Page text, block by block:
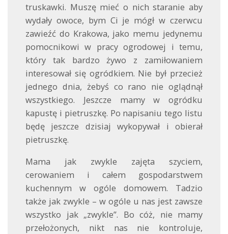
truskawki. Muszę mieć o nich staranie aby
wydały owoce, bym Ci je mógł w czerwcu
zawieźć do Krakowa, jako memu jedynemu
pomocnikowi w pracy ogrodowej i temu,
który tak bardzo żywo z zamiłowaniem
interesował się ogródkiem. Nie był przecież
jednego dnia, żebyś co rano nie oglądnął
wszystkiego. Jeszcze mamy w ogródku
kapustę i pietruszkę. Po napisaniu tego listu
będę jeszcze dzisiaj wykopywał i obierał
pietruszkę.
Mama jak zwykle zajęta szyciem,
cerowaniem i całem gospodarstwem
kuchennym w ogóle domowem. Tadzio
także jak zwykle – w ogóle u nas jest zawsze
wszystko jak „zwykle”. Bo cóż, nie mamy
przełożonych, nikt nas nie kontroluje,